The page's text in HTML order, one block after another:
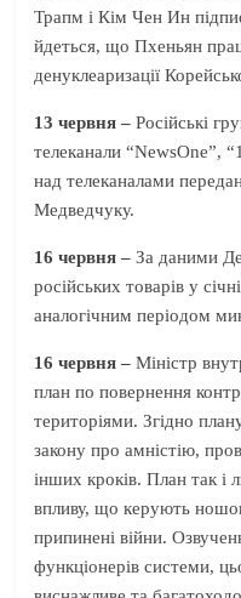
Трапм і Кім Чен Ин
йдеться, що Пхеньян
денуклеаризації
13 червня –Російські
телеканали “NewsOne”,
над телеканалами
Медведчуку.
16 червня –За даними
російських товарів у
аналогічним періодом
16 червня –Міністр
план по повернення
територіями. Згідно
закону про амністію,
інших кроків. План так і
впливу, що керують
припинені війни.
функціонерів системи,